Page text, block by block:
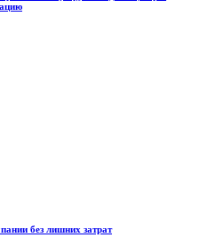
без лишних затрат